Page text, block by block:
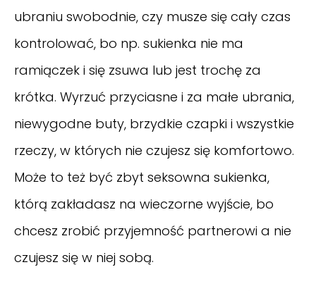
ubraniu swobodnie, czy musze się cały czas
kontrolować, bo np. sukienka nie ma
ramiączek i się zsuwa lub jest trochę za
krótka. Wyrzuć przyciasne i za małe ubrania,
niewygodne buty, brzydkie czapki i wszystkie
rzeczy, w których nie czujesz się komfortowo.
Może to też być zbyt seksowna sukienka,
którą zakładasz na wieczorne wyjście, bo
chcesz zrobić przyjemność partnerowi a nie
czujesz się w niej sobą.